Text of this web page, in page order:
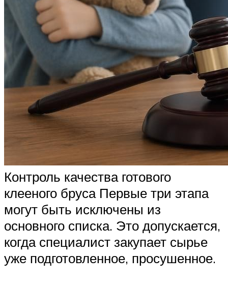
Контроль качества готового
клееного бруса Первые три этапа
могут быть исключены из
основного списка. Это допускается,
когда специалист закупает сырье
уже подготовленное, просушенное.